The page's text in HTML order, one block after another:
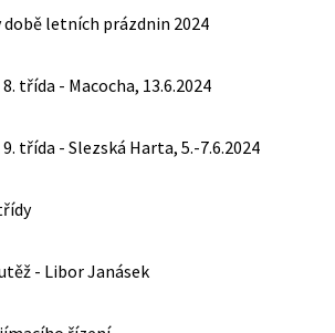
době letních prázdnin 2024
třída - Macocha, 13.6.2024
třída - Slezská Harta, 5.-7.6.2024
- Libor Janásek